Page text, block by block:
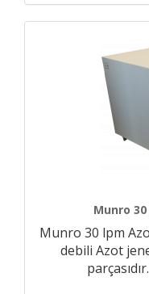
Munro
Munro 30 lpm
debili Azot